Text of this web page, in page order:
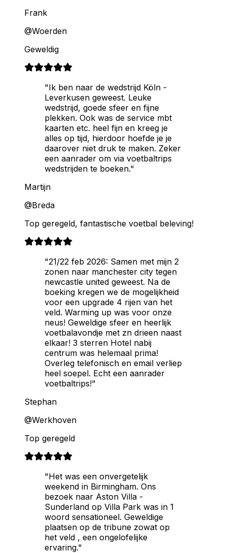
Frank
@Woerden
Geweldig
"Ik ben naar de wedstrijd Köln -
Leverkusen geweest. Leuke
wedstrijd, goede sfeer en fijne
plekken. Ook was de service mbt
kaarten etc. heel fijn en kreeg je
alles op tijd, hierdoor hoefde je je
daarover niet druk te maken. Zeker
een aanrader om via voetbaltrips
wedstrijden te boeken."
Martijn
@Breda
Top geregeld, fantastische voetbal beleving!
"21/22 feb 2026: Samen met mijn 2
zonen naar manchester city tegen
newcastle united geweest. Na de
boeking kregen we de mogelijkheid
voor een upgrade 4 rijen van het
veld. Warming up was voor onze
neus! Geweldige sfeer en heerlijk
voetbalavondje met zn drieen naast
elkaar! 3 sterren Hotel nabij
centrum was helemaal prima!
Overleg telefonisch en email verliep
heel soepel. Echt een aanrader
voetbaltrips!"
Stephan
@Werkhoven
Top geregeld
"Het was een onvergetelijk
weekend in Birmingham. Ons
bezoek naar Aston Villa -
Sunderland op Villa Park was in 1
woord sensationeel. Geweldige
plaatsen op de tribune zowat op
het veld , een ongelofelijke
ervaring."